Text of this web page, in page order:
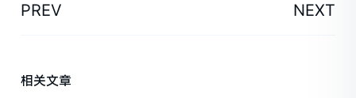
PREV NEXT
相关文章